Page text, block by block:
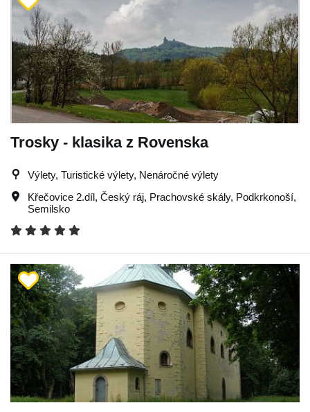
Trosky - klasika z Rovenska
Výlety, Turistické výlety, Nenáročné výlety
Křečovice 2.díl, Český ráj, Prachovské skály, Podkrkonoší,
Semilsko